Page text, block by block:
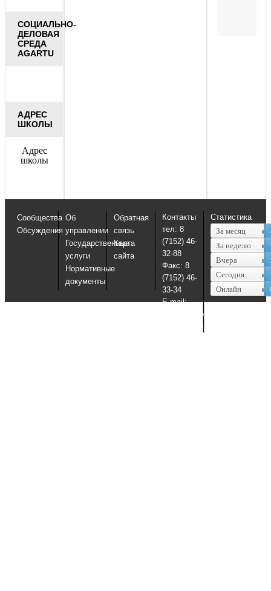
СОЦИАЛЬНО-
ДЕЛОВАЯ
СРЕДА
AGARTU
АДРЕС
ШКОЛЫ
Адрес
школы
Сообщества
Обсуждения
Об
управлении
Государственные
услуги
Нормативные
документы
Обратная
связь
Карта
сайта
Контакты
тел: 8
(7152) 46-
32-88
Факс: 8
(7152) 46-
33-34
E-mail:
uosko@sko.kz,
uosko@mail.ru
Статистика
За месяц
За неделю
Вчера
Сегодня
Онлайн